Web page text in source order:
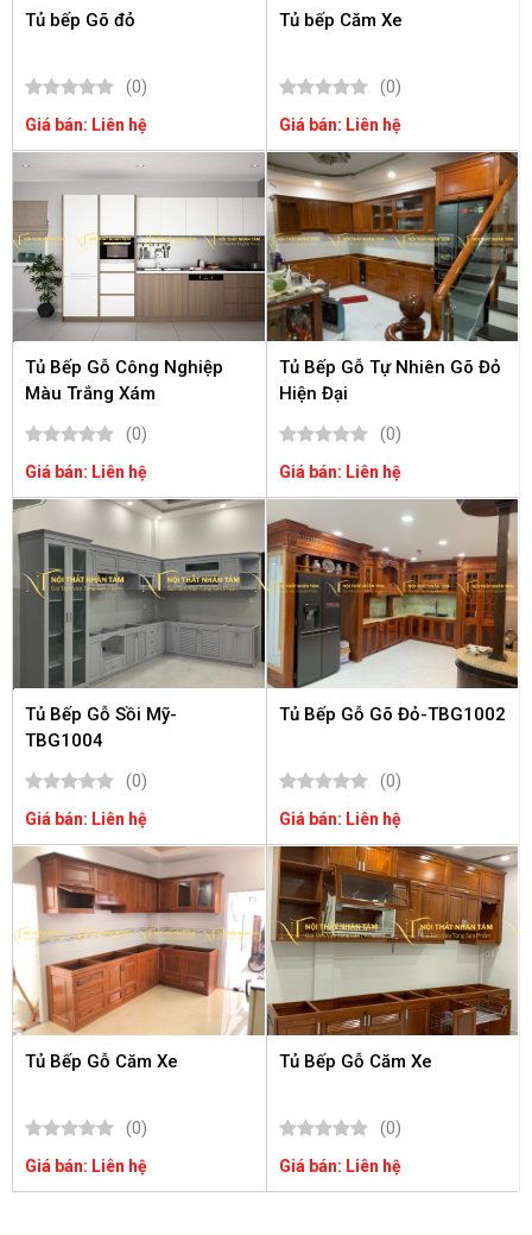
Tủ bếp Gõ đỏ
(0)
Giá bán: Liên hệ
Tủ bếp Căm Xe
(0)
Giá bán: Liên hệ
Tủ Bếp Gỗ Công Nghiệp
Màu Trắng Xám
(0)
Giá bán: Liên hệ
Tủ Bếp Gỗ Tự Nhiên Gõ Đỏ
Hiện Đại
(0)
Giá bán: Liên hệ
Tủ Bếp Gỗ Sồi Mỹ-
TBG1004
(0)
Giá bán: Liên hệ
Tủ Bếp Gỗ Gõ Đỏ-TBG1002
(0)
Giá bán: Liên hệ
Tủ Bếp Gỗ Căm Xe
(0)
Giá bán: Liên hệ
Tủ Bếp Gỗ Căm Xe
(0)
Giá bán: Liên hệ